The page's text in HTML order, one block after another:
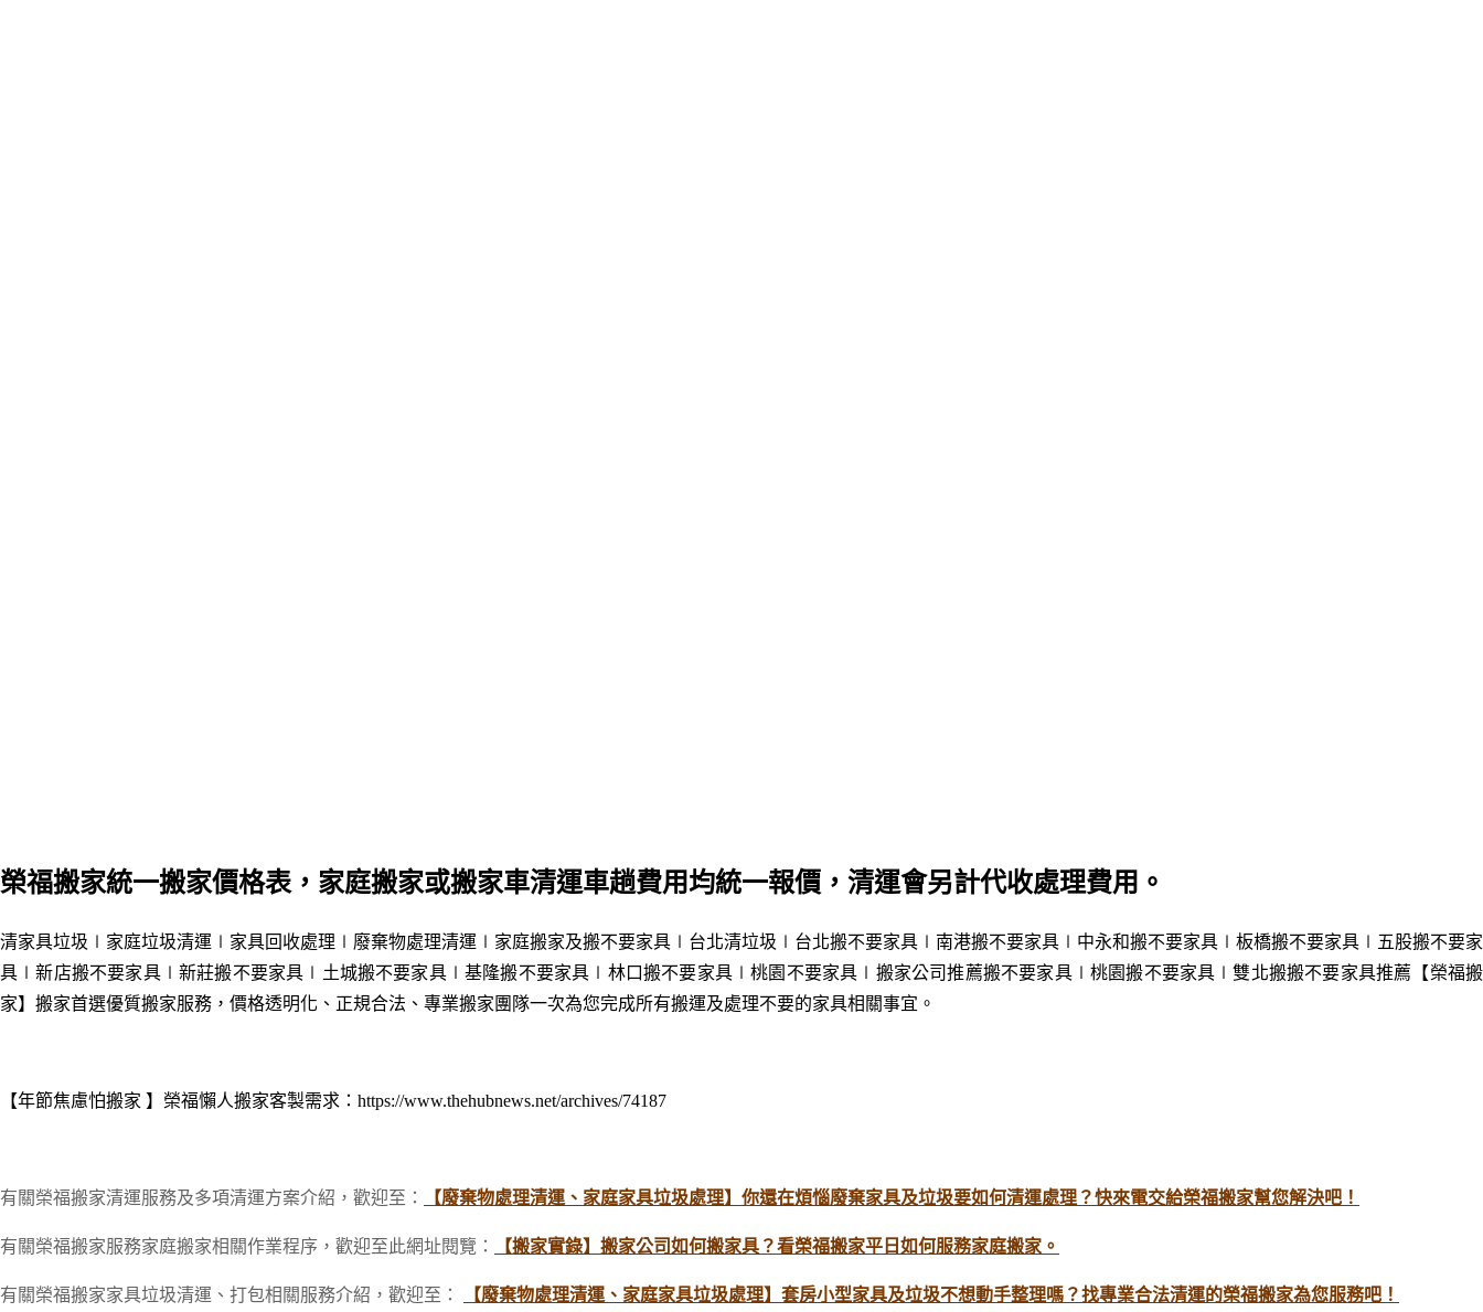
榮福搬家統一搬家價格表，家庭搬家或搬家車清運車趟費用均統一報價，清運會另計代收處理費用。
清家具垃圾∣家庭垃圾清運∣家具回收處理∣廢棄物處理清運∣家庭搬家及搬不要家具∣台北清垃圾∣台北搬不要家具 ∣南港搬不要家具 ∣中永和搬不要家具 ∣板橋搬不要家具 ∣五股搬不要家
具 ∣新店搬不要家具∣新莊搬不要家具 ∣土城搬不要家具∣基隆搬不要家具 ∣林口搬不要家具 ∣桃園 不要家具 ∣ 搬家公司推薦搬不要家具∣桃園搬不要家具 ∣雙北搬搬不要家具推薦 【榮福搬
家】搬家首選優質搬家服務，價格透明化、正規合法、專業搬家團隊一次為您完成所有搬運及處理不要的家具相關事宜。
【年節焦慮怕搬家 】榮福懶人搬家客製需求：https://www.thehubnews.net/archives/74187
有關榮福搬家清運服務及多項清運方案介紹，歡迎至： 【廢棄物處理清運、家庭家具垃圾處理】你還在煩惱廢棄家具及垃圾要如何清運處理？快來電交給榮福搬家幫您解決吧！
有關榮福搬家服務家庭搬家相關作業程序，歡迎至此網址閱覽： 【搬家實錄】搬家公司如何搬家具？看榮福搬家平日如何服務家庭搬家。
有關榮福搬家家具垃圾清運、打包相關服務介紹，歡迎至： 【廢棄物處理清運、家庭家具垃圾處理】套房小型家具及垃圾不想動手整理嗎？找專業合法清運的榮福搬家為您服務吧！